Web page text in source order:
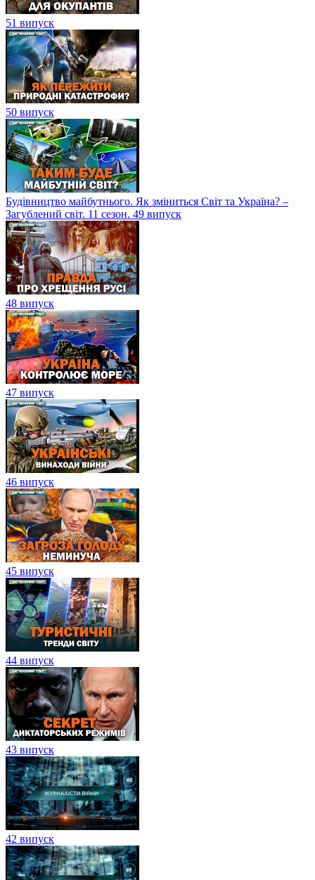
51 випуск
50 випуск
Будівництво майбутнього. Як зміниться Світ та Україна? –
Загублений світ. 11 сезон. 49 випуск
48 випуск
47 випуск
46 випуск
45 випуск
44 випуск
43 випуск
42 випуск